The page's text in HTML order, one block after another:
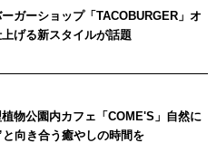
ーガーショップ「TACOBURGER」オ
げる新スタイルが話題
植物公園内カフェ「COME'S」自然に
向き合う癒やしの時間を